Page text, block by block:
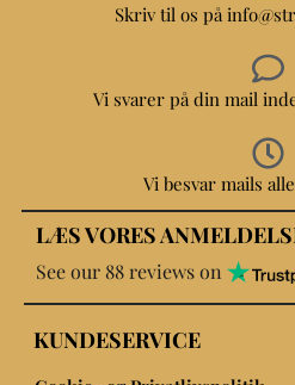
Skriv til os på
Vi svarer på din mail
Vi besvar mails
LÆS VORES
See our 88 reviews on
KUNDESERVICE